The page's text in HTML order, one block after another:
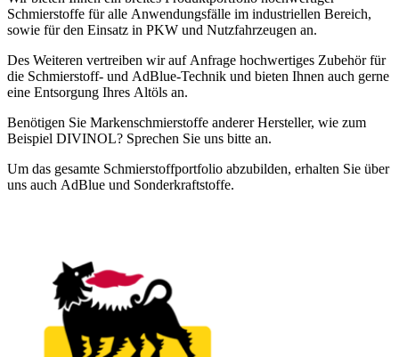
Schmierstoffe für alle Anwendungsfälle im industriellen Bereich,
sowie für den Einsatz in PKW und Nutzfahrzeugen an.
Des Weiteren vertreiben wir auf Anfrage hochwertiges Zubehör für
die Schmierstoff- und AdBlue-Technik und bieten Ihnen auch gerne
eine Entsorgung Ihres Altöls an.
Benötigen Sie Markenschmierstoffe anderer Hersteller, wie zum
Beispiel DIVINOL? Sprechen Sie uns bitte an.
Um das gesamte Schmierstoffportfolio abzubilden, erhalten Sie über
uns auch AdBlue und Sonderkraftstoffe.